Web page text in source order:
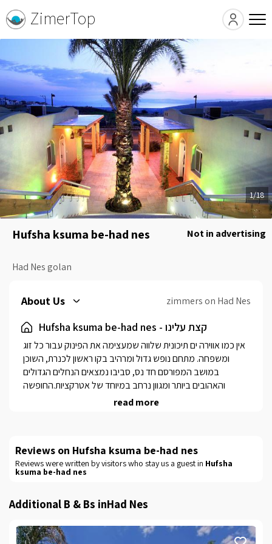
ZimerTop
Hufsha ksuma be-had nes
Had Nes golan
Not in advertising
1/18
About Us zimmers on Had Nes
Hufsha ksuma be-had nes - קצת עלינו
להנאתכם בריכת שחייה חיצונית מפנקת לחודשי הקיץ. את החוויה
המופלאה שמוענקת לנופשים במתחם, עוטף נוף הכנרת המיוחד
והאווירה השלווה והקסומה שבו. מושב חד-נס ידוע בקרבתו המעולה
בנוסף, תוכלו לבקר במגוון מסלולי הטיול המרתקים שמציע האזור:
סוסים, ג'יפים וטרקטורונים, קטיף פירות עונתי, מגוון מסעדות, אתרים
read more
Reviews on Hufsha ksuma be-had nes
Reviews were written by visitors who stay us a guest in Hufsha
ksuma be-had nes
Additional B & Bs inHad Nes